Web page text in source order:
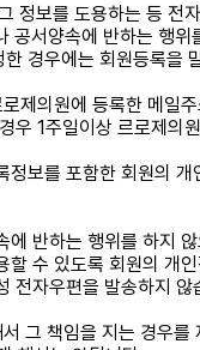
정보를 도용하는 등 전
공서양속에 반하는 행위
경우에는 회원등록을
제의원에 등록한 메일
1주일이상 르로제의
보를 포함한 회원의
반하는 행위를 하지
수 있도록 회원의 개
전자우편을 발송하지 않
그 책임을 지는 경우